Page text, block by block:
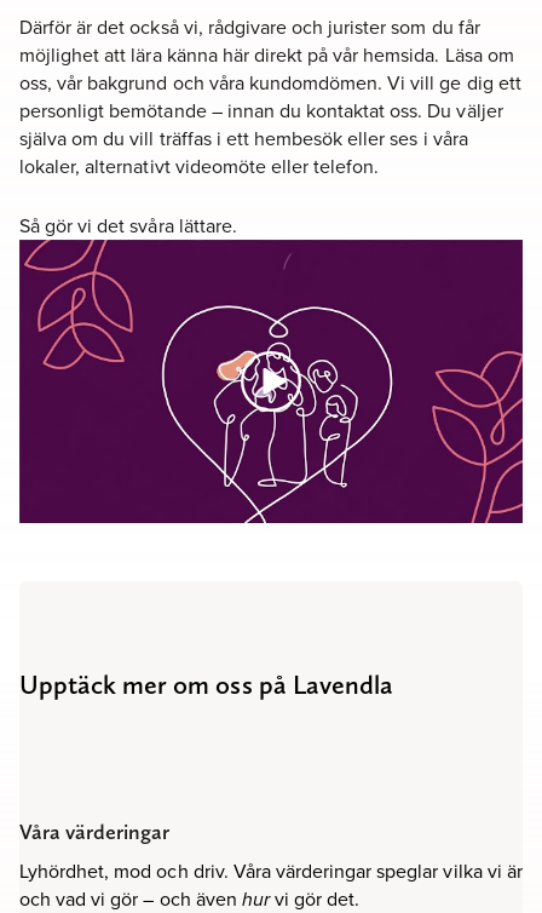
Därför är det också vi, rådgivare och jurister som du får
möjlighet att lära känna här direkt på vår hemsida. Läsa om
oss, vår bakgrund och våra kundomdömen. Vi vill ge dig ett
personligt bemötande – innan du kontaktat oss. Du väljer
själva om du vill träffas i ett hembesök eller ses i våra
lokaler, alternativt videomöte eller telefon.
Så gör vi det svåra lättare.
Upptäck mer om oss på Lavendla
Våra värderingar
Lyhördhet, mod och driv. Våra värderingar speglar vilka vi är
och vad vi gör – och även hurvi gör det.